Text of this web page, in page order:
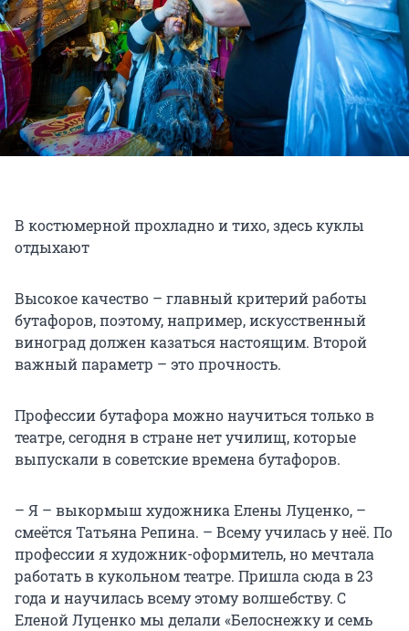
В костюмерной прохладно и тихо, здесь куклы
отдыхают
Высокое качество – главный критерий работы
бутафоров, поэтому, например, искусственный
виноград должен казаться настоящим. Второй
важный параметр – это прочность.
Профессии бутафора можно научиться только в
театре, сегодня в стране нет училищ, которые
выпускали в советские времена бутафоров.
– Я – выкормыш художника Елены Луценко, –
смеётся Татьяна Репина. – Всему училась у неё. По
профессии я художник-оформитель, но мечтала
работать в кукольном театре. Пришла сюда в 23
года и научилась всему этому волшебству. С
Еленой Луценко мы делали «Белоснежку и семь